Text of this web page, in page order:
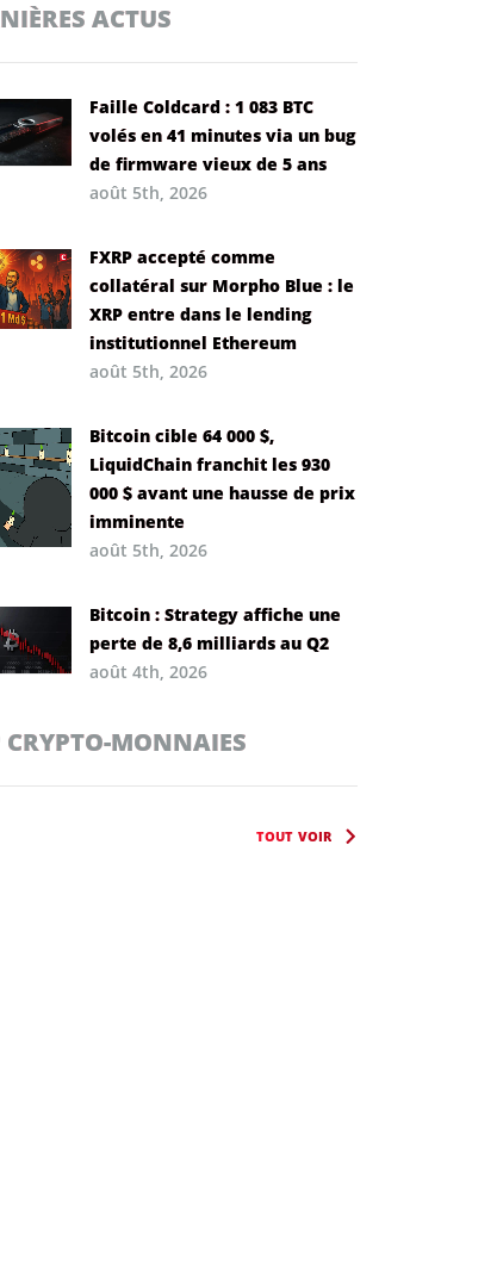
ACTUS
Faille Coldcard : 1 083 BTC
volés en 41 minutes via un bug
de firmware vieux de 5 ans
août 5th, 2026
FXRP accepté comme
collatéral sur Morpho Blue : le
XRP entre dans le lending
institutionnel Ethereum
août 5th, 2026
Bitcoin cible 64 000 $,
LiquidChain franchit les 930
000 $ avant une hausse de prix
imminente
août 5th, 2026
Bitcoin : Strategy affiche une
perte de 8,6 milliards au Q2
août 4th, 2026
CRYPTO-MONNAIES
TOUT VOIR